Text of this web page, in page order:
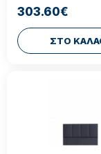
303.60€
ΣΤΟ